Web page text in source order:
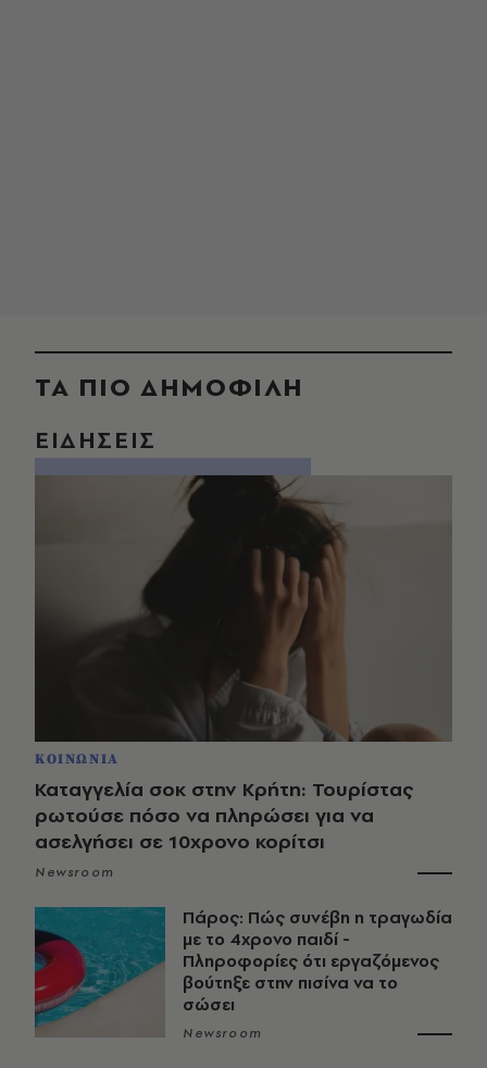
ΤΑ ΠΙΟ ΔΗΜΟΦΙΛΗ
ΕΙΔΗΣΕΙΣ
ΚΟΙΝΩΝΙΑ
Καταγγελία σοκ στην Κρήτη: Τουρίστας
ρωτούσε πόσο να πληρώσει για να
ασελγήσει σε 10χρονο κορίτσι
Newsroom
Πάρος: Πώς συνέβη η τραγωδία
με το 4χρονο παιδί -
Πληροφορίες ότι εργαζόμενος
βούτηξε στην πισίνα να το
σώσει
Newsroom